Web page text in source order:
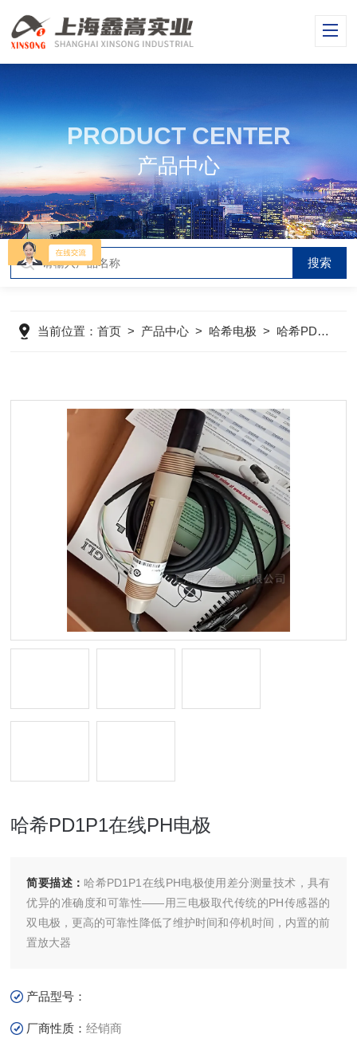
PRODUCT CENTER
产品中心
当前位置：首页 > 产品中心 > 哈希电极 > 哈希PD1P1电极
哈希PD1P1在线PH电极
简要描述： 哈希PD1P1在线PH电极使用差分测量技术，具有
优异的准确度和可靠性——用三电极取代传统的PH传感器的
双电极，更高的可靠性降低了维护时间和停机时间，内置的前
置放大器
产品型号：
厂商性质：经销商